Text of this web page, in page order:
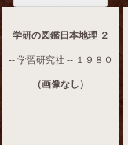
学研の図鑑日本地理 ２
-- 学習研究社 -- １９８０
（画像なし）